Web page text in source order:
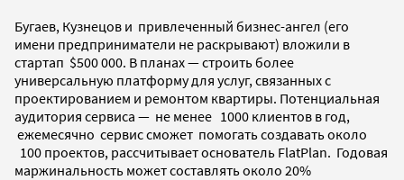
Бугаев, Кузнецов и привлеченный бизнес-ангел (его
имени предприниматели не раскрывают) вложили в
стартап $500 000. В планах — строить более
универсальную платформу для услуг, связанных с
проектированием и ремонтом квартиры. Потенциальная
аудитория сервиса — не менее 1000 клиентов в год,
ежемесячно сервис сможет помогать создавать около
100 проектов, рассчитывает основатель FlatPlan. Годовая
маржинальность может составлять около 20%